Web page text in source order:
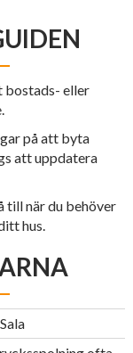
bostads- eller
på att byta
att uppdatera
till när du behöver
hus.